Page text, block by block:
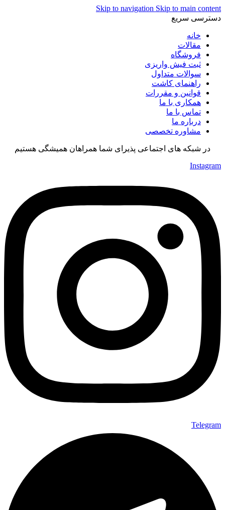
Skip to navigation Skip to main content
دسترسی سریع
خانه
مقالات
فروشگاه
ثبت فیش واریزی
سوالات متداول
راهنمای کاشت
قوانین و مقررات
همکاری با ما
تماس با ما
درباره ما
مشاوره تخصصی
در شبکه های اجتماعی پذیرای شما همراهان همیشگی هستیم
Instagram
Telegram